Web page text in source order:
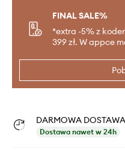
FINAL SALE%
*extra -5% z
399 zł. W appce
DARMOWA
Dostawa nawet w 24h